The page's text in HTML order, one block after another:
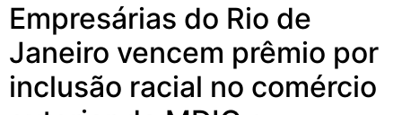
Empresárias do Rio de
Janeiro vencem prêmio por
inclusão racial no comércio